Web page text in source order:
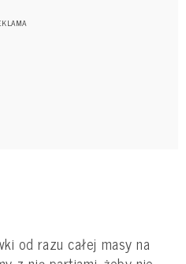
od razu całej masy na